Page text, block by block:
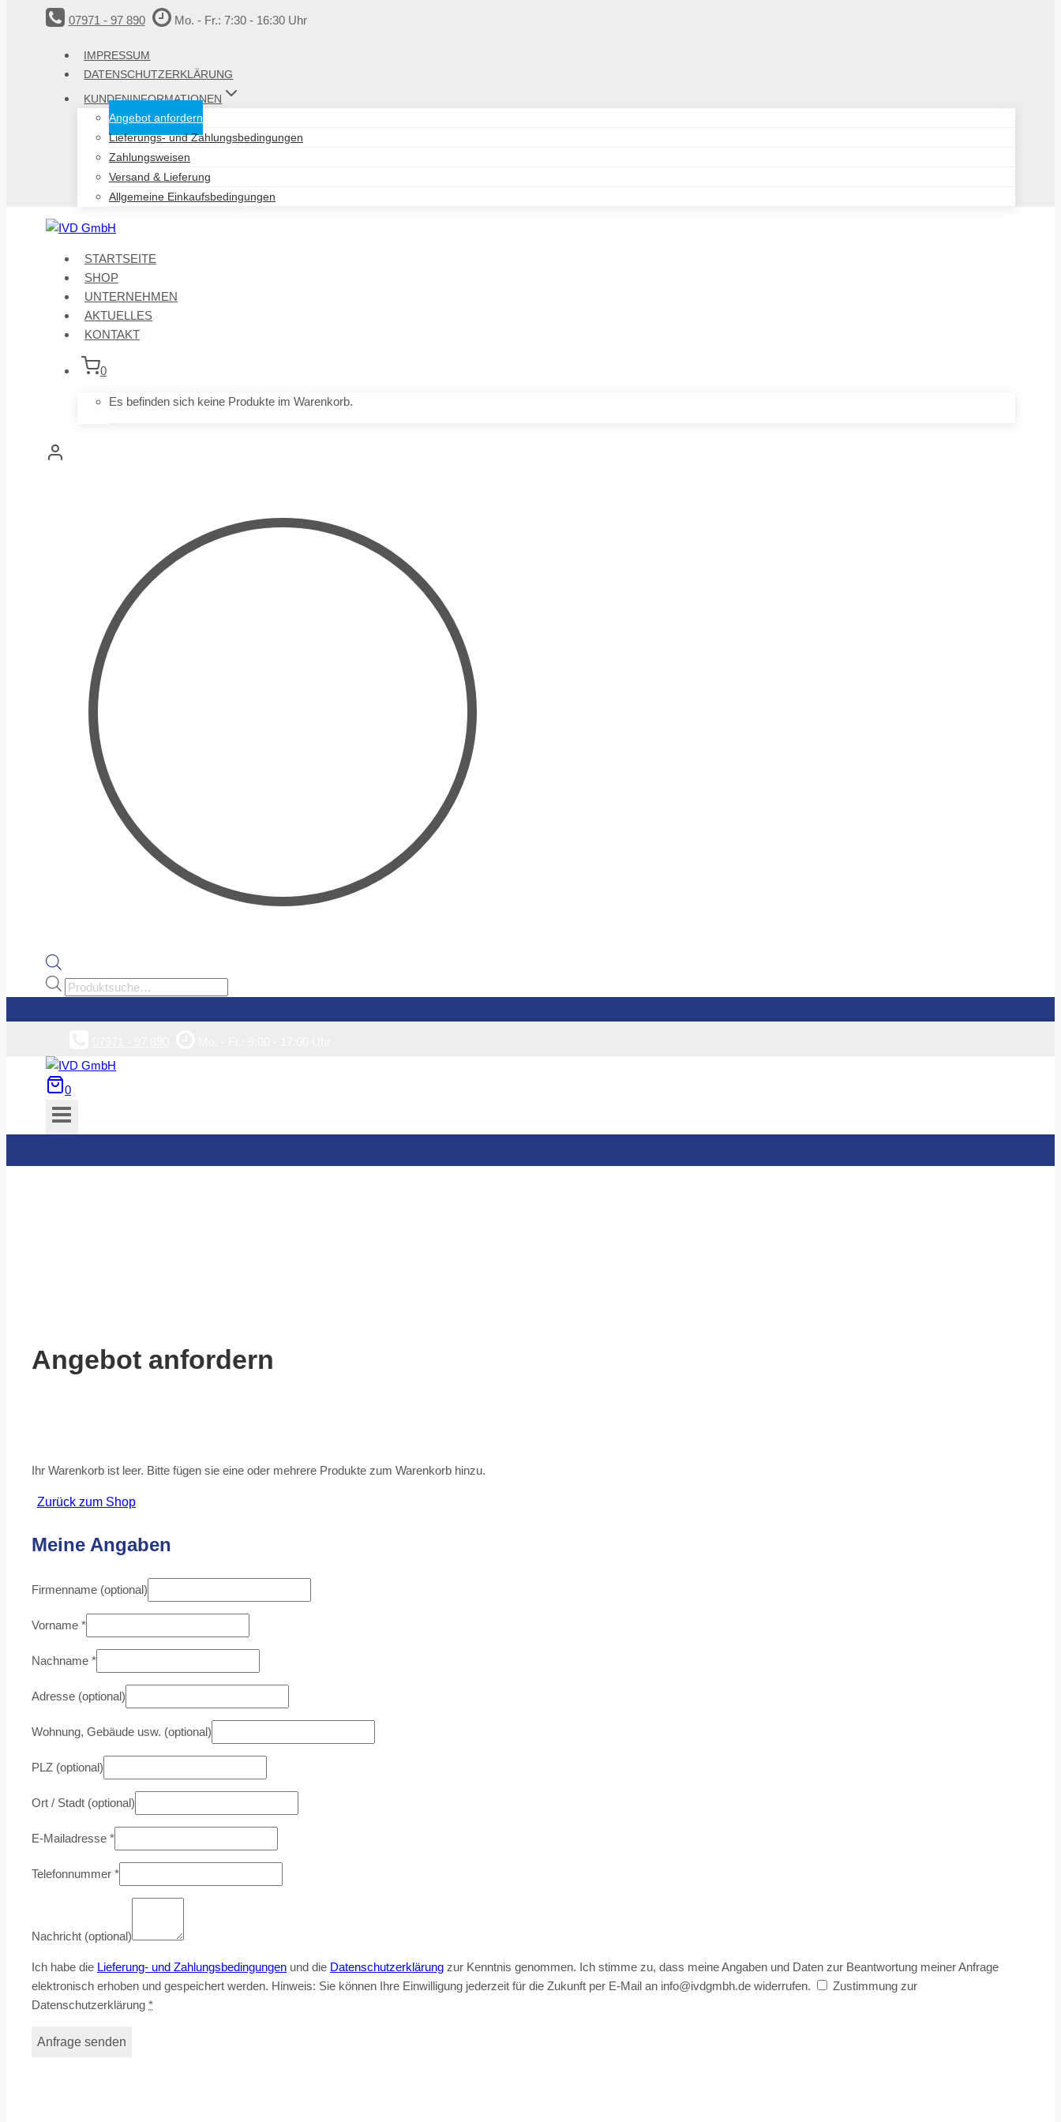
07971 - 97 890 Mo. - Fr.: 7:30 - 16:30 Uhr
IMPRESSUM
DATENSCHUTZERKLÄRUNG
KUNDENINFORMATIONEN
Angebot anfordern
Lieferungs- und Zahlungsbedingungen
Zahlungsweisen
Versand & Lieferung
Allgemeine Einkaufsbedingungen
STARTSEITE
SHOP
UNTERNEHMEN
AKTUELLES
KONTAKT
0
Es befinden sich keine Produkte im Warenkorb.
Products
0
Angebot anfordern
Ihr Warenkorb ist leer. Bitte fügen sie eine oder mehrere Produkte zum Warenkorb hinzu.
Zurück zum Shop
Meine Angaben
Firmenname (optional)
Vorname *
Nachname *
Adresse (optional)
Wohnung, Gebäude usw. (optional)
PLZ (optional)
Ort / Stadt (optional)
E-Mailadresse *
Telefonnummer *
Nachricht (optional)
Ich habe die Lieferung- und Zahlungsbedingungen und die Datenschutzerklärung zur Kenntnis genommen. Ich stimme zu, dass meine Angaben und Daten zur Beantwortung meiner Anfrage
elektronisch erhoben und gespeichert werden. Hinweis: Sie können Ihre Einwilligung jederzeit für die Zukunft per E-Mail an info@ivdgmbh.de widerrufen.
Zustimmung zur
Datenschutzerklärung *